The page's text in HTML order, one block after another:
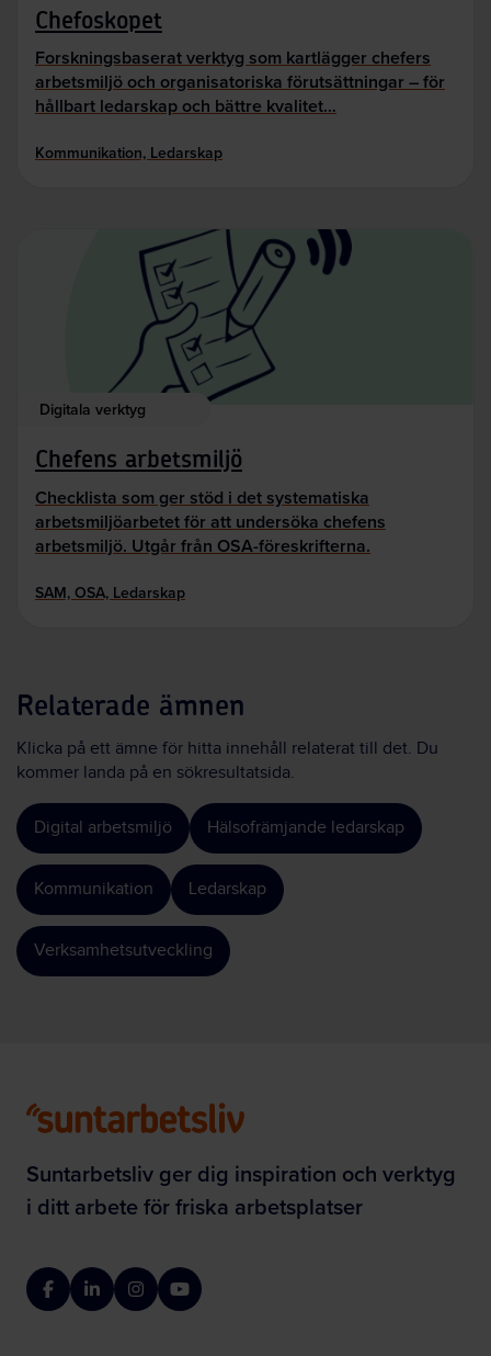
Chefoskopet
Forskningsbaserat verktyg som kartlägger chefers
arbetsmiljö och organisatoriska förutsättningar – för
hållbart ledarskap och bättre kvalitet…
Kommunikation, Ledarskap
Digitala verktyg
Chefens arbetsmiljö
Checklista som ger stöd i det systematiska
arbetsmiljöarbetet för att undersöka chefens
arbetsmiljö. Utgår från OSA-föreskrifterna.
SAM, OSA, Ledarskap
Relaterade ämnen
Klicka på ett ämne för hitta innehåll relaterat till det. Du
kommer landa på en sökresultatsida.
Digital arbetsmiljö Hälsofrämjande ledarskap
Kommunikation Ledarskap
Verksamhetsutveckling
Suntarbetsliv ger dig inspiration och verktyg
i ditt arbete för friska arbetsplatser
FacebookLinkedInInstagramYouTube